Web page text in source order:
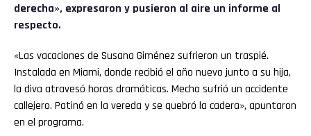
derecha», expresaron y pusieron al aire un informe al
respecto.
«Las vacaciones de Susana Giménez sufrieron un traspié.
Instalada en Miami, donde recibió el año nuevo junto a su hija,
la diva atravesó horas dramáticas. Mecha sufrió un accidente
callejero. Patinó en la vereda y se quebró la cadera», apuntaron
en el programa.